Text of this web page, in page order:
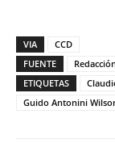
VIA
CCD
FUENTE
ETIQUETAS
Guido Antonini